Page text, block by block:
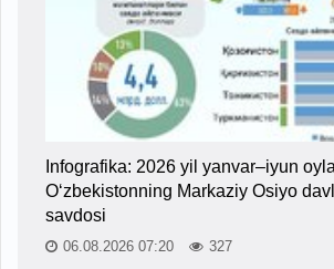
Infografika: 2026 yil yanvar–iyun
O‘zbekistonning Markaziy Osiyo
savdosi
06.08.2026 07:20 327